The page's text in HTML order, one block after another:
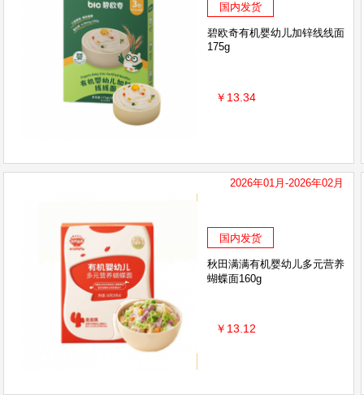
国内发货
碧欧奇有机婴幼儿加锌线线面
175g
￥13.34
2026年01月-2026年02月
国内发货
秋田满满有机婴幼儿多元营养
蝴蝶面160g
￥13.12